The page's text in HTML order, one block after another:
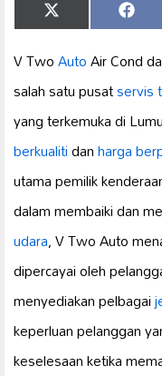
Share
on
X
(Twitter)
Share
on
V TwoAutoAir Cond
salah satu pusatservis
yang terkemuka di
berkualitidanharga
utama pemilik
dalam membaiki dan
udara, V Two Auto
dipercayai oleh
menyediakan pelbagai
keperluan pelanggan
keselesaan ketika